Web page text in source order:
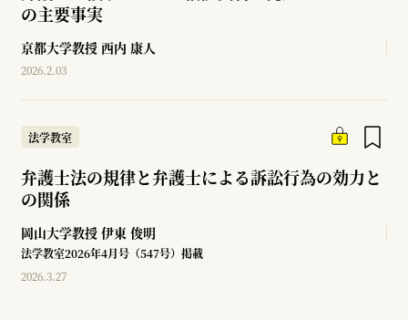
の主要事実
京都大学教授 西内 康人
2026.2.03
法学教室
弁護士法の規律と弁護士による訴訟行為の効力と
の関係
岡山大学教授 伊東 俊明
法学教室2026年4月号（547号）掲載
2026.3.27